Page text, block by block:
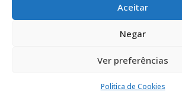
Aceitar
Negar
Ver preferências
Politica de Cookies
Politica de privacidade